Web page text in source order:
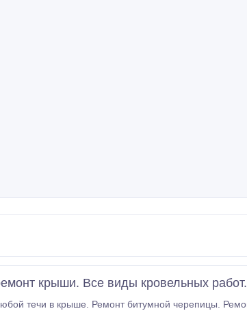
крыши. Все виды кровельных работ.
Ремонт андулиновой кровли. Ремонт металлочерепицы. Утепление